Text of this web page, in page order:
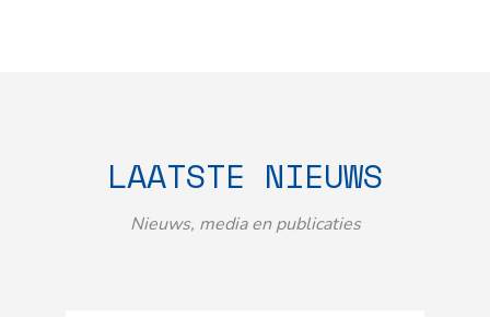
LAATSTE NIEUWS
Nieuws, media en publicaties